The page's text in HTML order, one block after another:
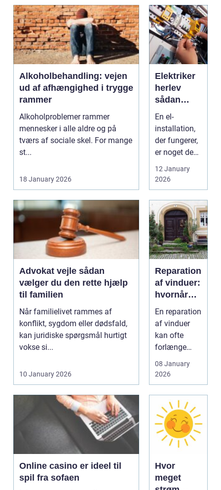
Alkoholbehandling: vejen
ud af afhængighed i trygge
rammer
Alkoholproblemer rammer
mennesker i alle aldre og på
tværs af sociale skel. For mange
st...
18 January 2026
Elektriker
herlev
sådan
vælger du
den rette
til opgaven
En el-
installation,
der fungerer,
er noget de
fleste tager
for givet,
indtil lyset
pludselig går,
el...
12 January
2026
Advokat vejle sådan
vælger du den rette hjælp
til familien
Når familielivet rammes af
konflikt, sygdom eller dødsfald,
kan juridiske spørgsmål hurtigt
vokse si...
10 January 2026
Reparation
af vinduer:
hvornår
kan det
betale sig?
En reparation
af vinduer
kan ofte
forlænge
levetiden på
eksisterende
rammer og
glas med ...
08 January
2026
Online casino er ideel til
spil fra sofaen
Hvor
meget